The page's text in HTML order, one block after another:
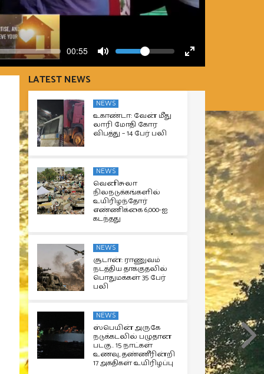
Current
00:55
Mute
Volume
Fullscreen
LATEST NEWS
NEWS
உகாண்டா: வேன் மீது
லாரி மோதி கோர
விபத்து – 14 பேர் பலி
NEWS
வெனிசுலா
நிலநடுக்கங்களில்
உயிரிழந்தோர்
எண்ணிக்கை 6,000-ஐ
கடந்தது
NEWS
சூடான்: ராணுவம்
நடத்திய தாக்குதலில்
பொதுமக்கள் 35 பேர்
பலி
NEWS
ஸ்பெயின் அருகே
நடுக்கடலில் பழுதான
படகு.. 15 நாட்கள்
உணவு, தண்ணீரின்றி
17 அகதிகள் உயிரிழப்பு